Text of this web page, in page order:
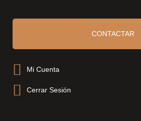
CONTACTAR
Mi Cuenta
Cerrar Sesión